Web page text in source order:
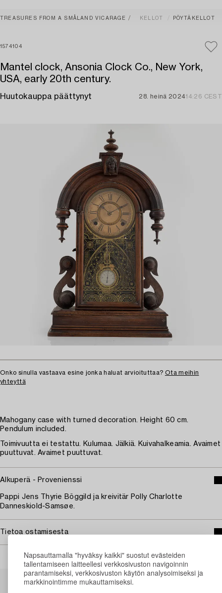
Napsauttamalla "hyväksy kaikki" suostut evästeiden
tallentamiseen laitteellesi verkkosivuston navigoinnin
parantamiseksi, verkkosivuston käytön analysoimiseksi ja
markkinointimme mukauttamiseksi.
TREASURES FROM A SMÅLAND VICARAGE KELLOT PÖYTÄKELLOT
1574104
Mantel clock, Ansonia Clock Co., New York,
USA, early 20th century.
Huutokauppa päättynyt 28. heinä 202414:26 CEST
Onko sinulla vastaava esine jonka haluat arvioituttaa? Ota meihin
yhteyttä
Mahogany case with turned decoration. Height 60 cm.
Pendulum included.
Toimivuutta ei testattu. Kulumaa. Jälkiä. Kuivahalkeamia. Avaimet
puuttuvat. Avaimet puuttuvat.
Alkuperä - Provenienssi
Pappi Jens Thyrie Böggild ja kreivitär Polly Charlotte
Danneskiold-Samsøe.
Tietoa ostamisesta
Muiden katsomia kohteita